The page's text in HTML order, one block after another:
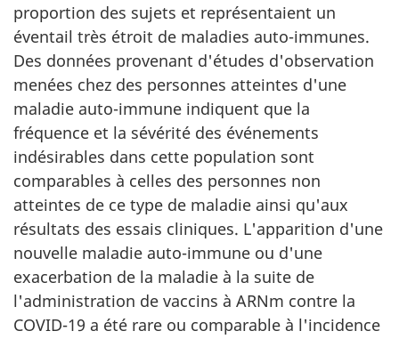
proportion des sujets et représentaient un
éventail très étroit de maladies auto-immunes.
Des données provenant d'études d'observation
menées chez des personnes atteintes d'une
maladie auto-immune indiquent que la
fréquence et la sévérité des événements
indésirables dans cette population sont
comparables à celles des personnes non
atteintes de ce type de maladie ainsi qu'aux
résultats des essais cliniques. L'apparition d'une
nouvelle maladie auto-immune ou d'une
exacerbation de la maladie à la suite de
l'administration de vaccins à ARNm contre la
COVID-19 a été rare ou comparable à l'incidence